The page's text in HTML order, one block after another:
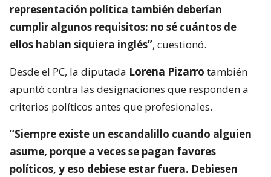
representación política también deberían
cumplir algunos requisitos: no sé cuántos de
ellos hablan siquiera inglés”, cuestionó.
Desde el PC, la diputada Lorena Pizarro también
apuntó contra las designaciones que responden a
criterios políticos antes que profesionales.
“Siempre existe un escandalillo cuando alguien
asume, porque a veces se pagan favores
políticos, y eso debiese estar fuera. Debiesen